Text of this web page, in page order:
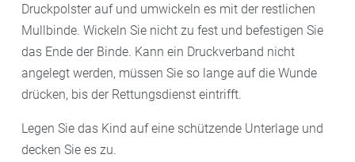
Druckpolster auf und umwickeln es mit der restlichen
Mullbinde. Wickeln Sie nicht zu fest und befestigen Sie
das Ende der Binde. Kann ein Druckverband nicht
angelegt werden, müssen Sie so lange auf die Wunde
drücken, bis der Rettungsdienst eintrifft.
Legen Sie das Kind auf eine schützende Unterlage und
decken Sie es zu.